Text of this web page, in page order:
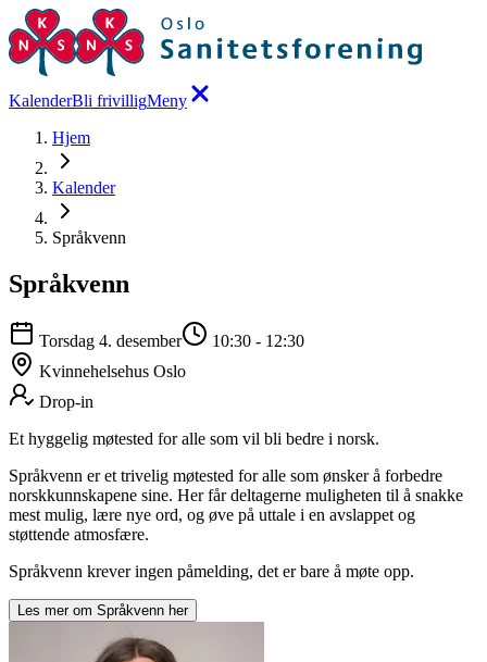
KalenderBli frivilligMeny
Hjem
Kalender
Språkvenn
Språkvenn
Torsdag 4. desember 10:30 - 12:30
Kvinnehelsehus Oslo
Drop-in
Et hyggelig møtested for alle som vil bli bedre i norsk.
Språkvenn er et trivelig møtested for alle som ønsker å forbedre
norskkunnskapene sine. Her får deltagerne muligheten til å snakke
mest mulig, lære nye ord, og øve på uttale i en avslappet og
støttende atmosfære.
Språkvenn krever ingen påmelding, det er bare å møte opp.
Les mer om Språkvenn her